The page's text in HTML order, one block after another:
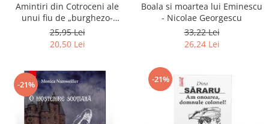
Amintiri din Cotroceni ale
unui fiu de „burghezo-
mosier”.Vol.2 - Sorin M.
Radulescu
25,95 Lei
20,50 Lei
Boala si moartea lui Eminescu
- Nicolae Georgescu
33,22 Lei
26,24 Lei
-21% -21%